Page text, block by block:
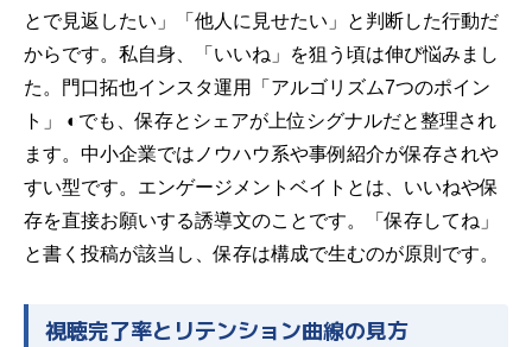
とで見返したい」「他人に見せたい」と判断した行動だ
からです。私自身、「いいね」を狙う頃は伸び悩みまし
た。
門口拓也インスタ運用「アルゴリズム7つのポイン
ト」 ◐ でも、保存とシェアが上位シグナルだと整理され
ます。中小企業ではノウハウ系や事例紹介が保存されや
すい型です。エンゲージメントベイトとは、いいねや保
存を直接お願いする誘導文のことです。「保存してね」
と書く投稿が該当し、保存は構成で生むのが原則です。
視聴完了率とリテンション曲線の見方